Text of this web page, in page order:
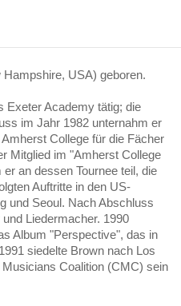
USA) geboren.
Exeter Academy tätig; die
im Jahr 1982 unternahm er
College für die Fächer
Mitglied im "Amherst College
an dessen Tournee teil, die
Auftritte in den US-
und Seoul. Nach Abschluss
Liedermacher. 1990
Album "Perspective", das in
siedelte Brown nach Los
Coalition (CMC) sein